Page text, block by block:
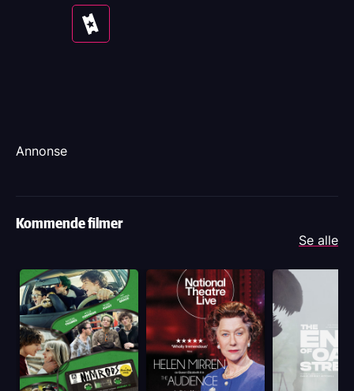
Se
tider
Annonse
Se alle
Kommende filmer